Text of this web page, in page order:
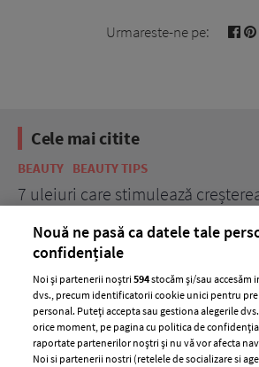
Urmareste-ne pe:
Cele mai citite
BEAUTY BEAUTY TIPS
7 uleiuri care stimulează
Nouă ne pasă ca datele tale
confidențiale
Noi și partenerii noștri594stocăm și/sau
dvs., precum identificatorii cookie unici pentru
personal. Puteți accepta sau gestiona alegerile
orice moment, pe pagina cu politica de
raportate partenerilor noștri și nu vă vor afecta
Noi si partenerii nostri (retelele de socializare si